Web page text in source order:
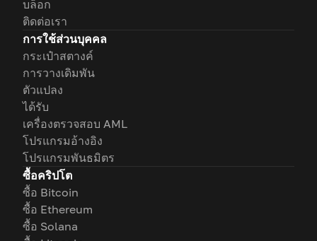
บล็อก
ติดต่อเรา
การใช้ส่วนบุคคล
กระเป๋าสตางค์
การวางเดิมพัน
ตัวแปลง
ได้รับ
เครื่องตรวจสอบ AML
โปรแกรมอ้างอิง
โปรแกรมพันธมิตร
ซื้อคริปโต
ซื้อ Bitcoin
ซื้อ Ethereum
ซื้อ Solana